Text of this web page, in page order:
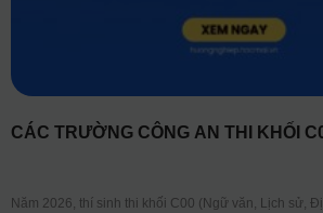
CÁC TRƯỜNG CÔNG AN THI KHỐI
Năm 2026, thí sinh thi khối C00 (Ngữ văn, Lịch sử,